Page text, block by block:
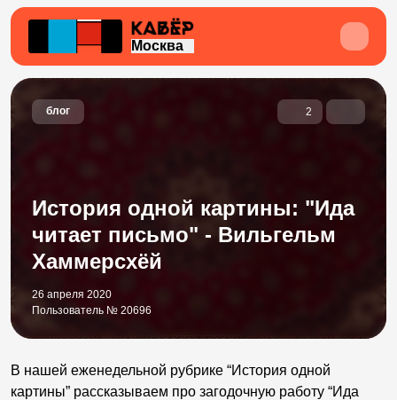
Москва
блог 2
История одной картины: "Ида
читает письмо" - Вильгельм
Хаммерсхёй
26 апреля 2020
Пользователь № 20696
В нашей еженедельной рубрике “История одной
картины” рассказываем про загодочную работу “Ида